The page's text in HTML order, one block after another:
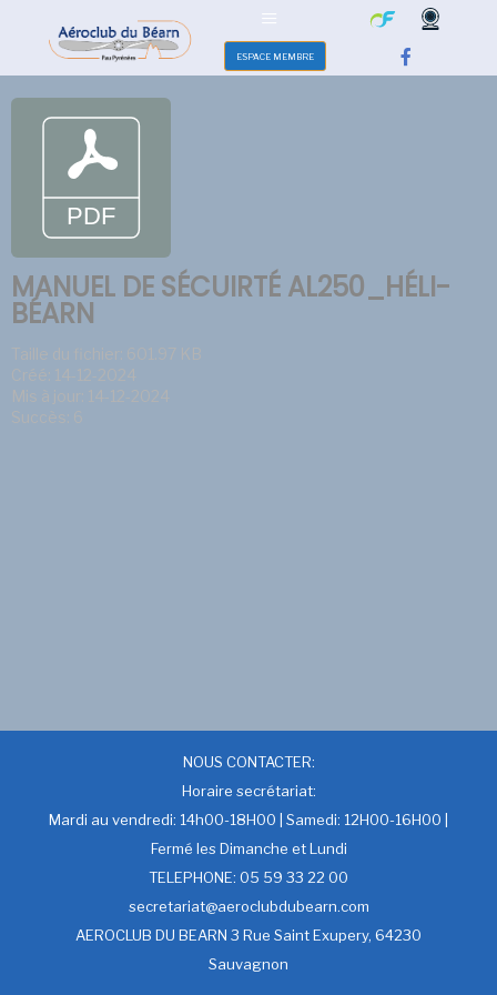
ESPACE MEMBRE
MANUEL DE SÉCUIRTÉ AL250_HÉLI-
BÉARN
Taille du fichier: 601.97 KB
Créé: 14-12-2024
Mis à jour: 14-12-2024
Succès: 6
NOUS CONTACTER:
Horaire secrétariat:
Mardi au vendredi: 14h00-18H00 | Samedi: 12H00-16H00 |
Fermé les Dimanche et Lundi
TELEPHONE: 05 59 33 22 00
secretariat@aeroclubdubearn.com
AEROCLUB DU BEARN 3 Rue Saint Exupery, 64230
Sauvagnon